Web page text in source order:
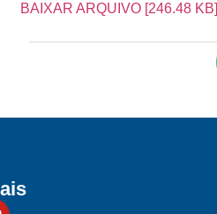
BAIXAR ARQUIVO [246.48 KB]